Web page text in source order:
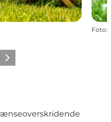
Foto:
Næste